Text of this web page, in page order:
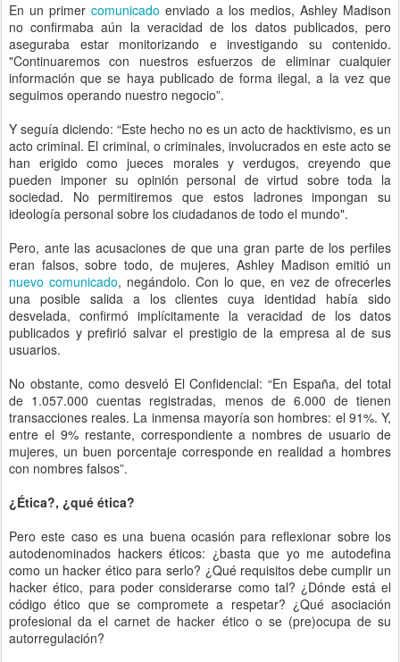
En un primercomunicado enviado a los medios, Ashley Madison
no confirmaba aún la veracidad de los datos publicados, pero
aseguraba estar monitorizando e investigando su contenido.
"Continuaremos con nuestros esfuerzos de eliminar cualquier
información que se haya publicado de forma ilegal, a la vez que
seguimos operando nuestro negocio”.
Y seguía diciendo: “Este hecho no es un acto de hacktivismo, es un
acto criminal. El criminal, o criminales, involucrados en este acto se
han erigido como jueces morales y verdugos, creyendo que
pueden imponer su opinión personal de virtud sobre toda la
sociedad. No permitiremos que estos ladrones impongan su
ideología personal sobre los ciudadanos de todo el mundo".
Pero, ante las acusaciones de que una gran parte de los perfiles
eran falsos, sobre todo, de mujeres, Ashley Madison emitió un
nuevo comunicado, negándolo. Con lo que, en vez de ofrecerles
una posible salida a los clientes cuya identidad había sido
desvelada, confirmó implícitamente la veracidad de los datos
publicados y prefirió salvar el prestigio de la empresa al de sus
usuarios.
No obstante, como desveló El Confidencial: “En España, del total
de 1.057.000 cuentas registradas, menos de 6.000 de tienen
transacciones reales. La inmensa mayoría son hombres: el 91%. Y,
entre el 9% restante, correspondiente a nombres de usuario de
mujeres, un buen porcentaje corresponde en realidad a hombres
con nombres falsos”.
¿Ética?, ¿qué ética?
Pero este caso es una buena ocasión para reflexionar sobre los
autodenominados hackers éticos: ¿basta que yo me autodefina
como un hacker ético para serlo? ¿Qué requisitos debe cumplir un
hacker ético, para poder considerarse como tal? ¿Dónde está el
código ético que se compromete a respetar? ¿Qué asociación
profesional da el carnet de hacker ético o se (pre)ocupa de su
autorregulación?